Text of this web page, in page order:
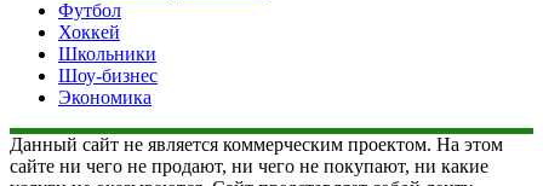
Футбол
Хоккей
Школьники
Шоу-бизнес
Экономика
Данный сайт не является коммерческим проектом. На этом
сайте ни чего не продают, ни чего не покупают, ни какие